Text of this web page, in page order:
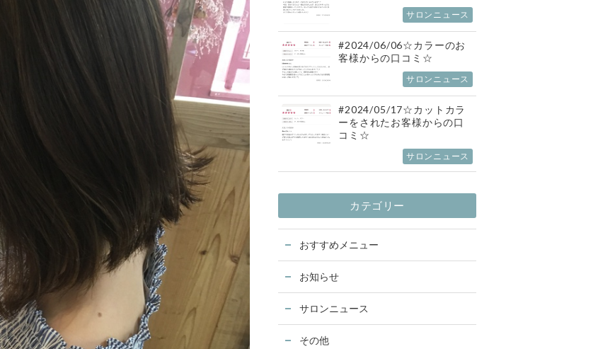
サロンニュース
#2024/06/06☆カラーのお
客様からの口コミ☆
サロンニュース
#2024/05/17☆カットカラ
ーをされたお客様からの口
コミ☆
サロンニュース
カテゴリー
おすすめメニュー
お知らせ
サロンニュース
その他